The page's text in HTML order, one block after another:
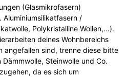
(Glasmikrofasern)
Aluminiumsilikatfasern /
Polykristalline Wollen,…).
deines Wohnbereichs
angefallen sind, trenne diese bitte
Steinwolle und Co.
da es sich um